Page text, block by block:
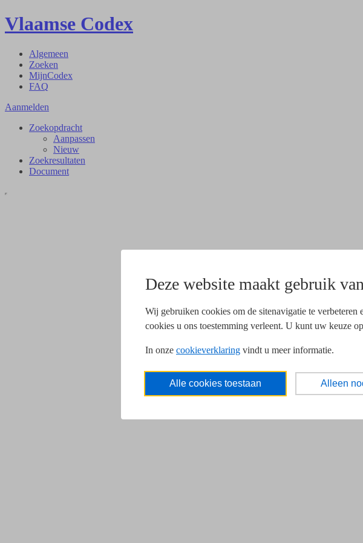
Deze website maakt gebruik
Wij gebruiken cookies om de sitenavigatie te
cookies u ons toestemming verleent. U kunt uw keuze
In onze cookieverklaring vindt u meer informatie.
Alle cookies toestaan Alleen
Vlaamse Codex
Algemeen
Zoeken
MijnCodex
FAQ
Aanmelden
Zoekopdracht
Aanpassen
Nieuw
Zoekresultaten
Document